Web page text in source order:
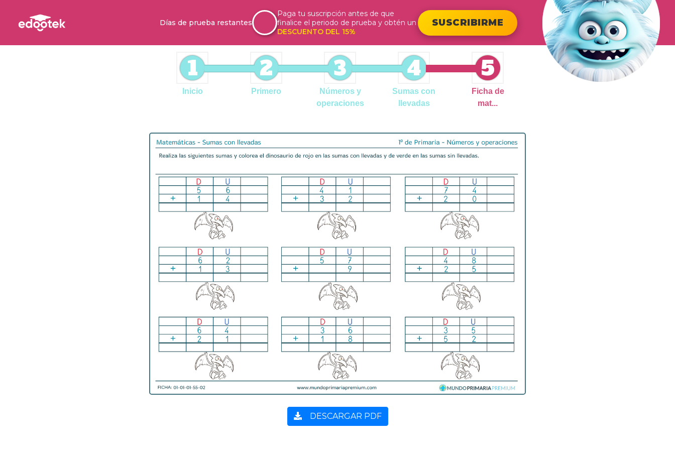
Días de prueba restantes
Paga tu suscripción antes de que
finalice el periodo de prueba y obtén un
DESCUENTO DEL 15%
SUSCRIBIRME
1
Inicio
2
Primero
3
Números y
operaciones
4
Sumas con
llevadas
5
Ficha de
mat...
DESCARGAR PDF